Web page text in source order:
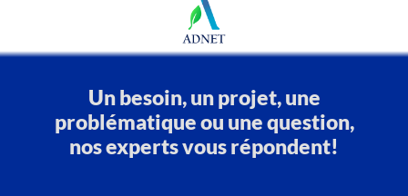
Un besoin, un projet, une
problématique ou une question,
nos experts vous répondent!